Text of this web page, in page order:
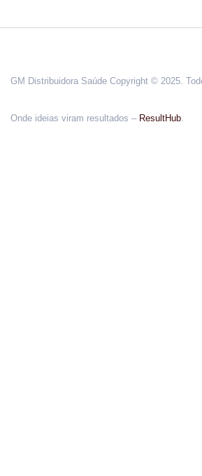
GM Distribuidora Saúde Copyright © 2025.
Onde ideias viram resultados – ResultHub.